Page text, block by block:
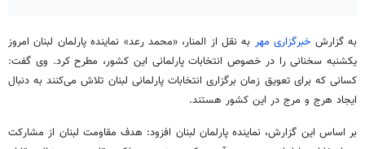
به گزارش خبرگزاری مهر به نقل از المنار، «محمد رعد» نماینده پارلمان لبنان امروز
یکشنبه سخنانی را در خصوص انتخابات پارلمانی این کشور، مطرح کرد. وی گفت:
کسانی که برای تعویق زمان برگزاری انتخابات پارلمانی لبنان تلاش می‌کنند به دنبال
ایجاد هرج و مرج در این کشور هستند.
بر اساس این گزارش، نماینده پارلمان لبنان افزود: هدف مقاومت لبنان از مشارکت